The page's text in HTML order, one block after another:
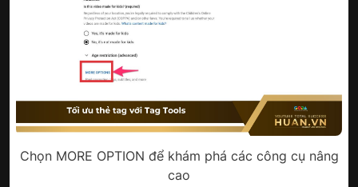
Chọn MORE OPTION để khám phá các công cụ nâng
cao